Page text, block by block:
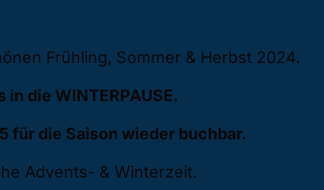
Frühling, Sommer & Herbst 2024.
die WINTERPAUSE.
für die Saison wieder buchbar.
Advents- & Winterzeit.